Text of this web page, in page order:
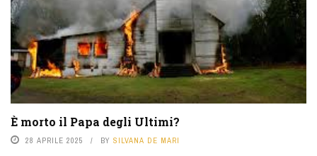
È morto il Papa degli Ultimi?
28 APRILE 2025 BY SILVANA DE MARI